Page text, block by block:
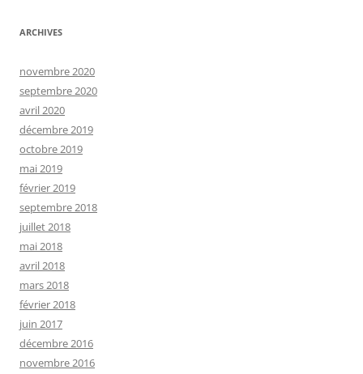
ARCHIVES
novembre 2020
septembre 2020
avril 2020
décembre 2019
octobre 2019
mai 2019
février 2019
septembre 2018
juillet 2018
mai 2018
avril 2018
mars 2018
février 2018
juin 2017
décembre 2016
novembre 2016